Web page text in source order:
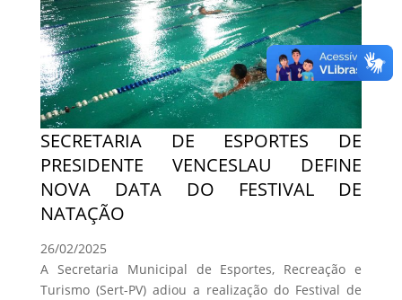
SECRETARIA DE ESPORTES DE
PRESIDENTE VENCESLAU DEFINE
NOVA DATA DO FESTIVAL DE
NATAÇÃO
26/02/2025
A Secretaria Municipal de Esportes, Recreação e
Turismo (Sert-PV) adiou a realização do Festival de